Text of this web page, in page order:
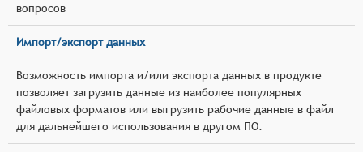
вопросов
Импорт/экспорт данных
Возможность импорта и/или экспорта данных в продукте
позволяет загрузить данные из наиболее популярных
файловых форматов или выгрузить рабочие данные в файл
для дальнейшего использования в другом ПО.